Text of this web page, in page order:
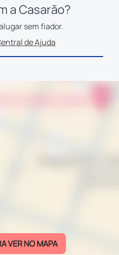
a Casarão?
sem fiador.
de Ajuda
VER NO MAPA